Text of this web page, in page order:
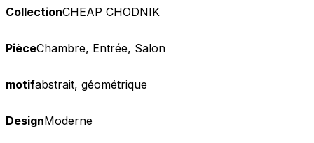
CollectionCHEAP CHODNIK
PièceChambre, Entrée, Salon
motifabstrait, géométrique
DesignModerne